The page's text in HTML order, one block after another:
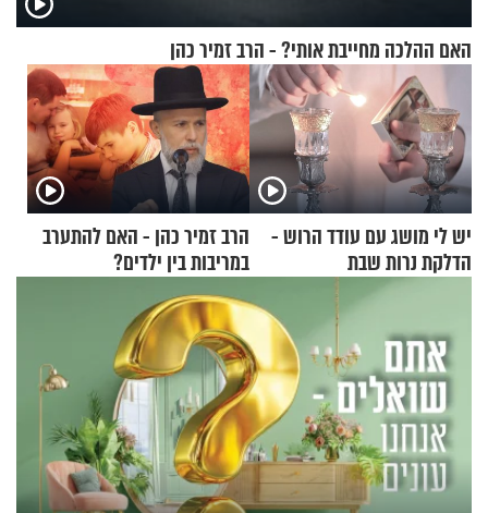
האם ההלכה מחייבת אותי? - הרב זמיר כהן
יש לי מושג עם עודד הרוש -
הדלקת נרות שבת
הרב זמיר כהן - האם להתערב
במריבות בין ילדים?